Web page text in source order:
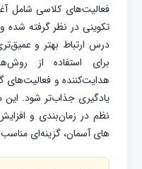
فعالیت‌های کلاسی شامل
تکوینی در نظر گرفته شده
درس ارتباط بهتر و
برای استفاده از
هدایت‌کننده و فعالیت‌های
یادگیری جذاب‌تر شود.
نظم در زمان‌بندی و
های آسمان، گزینه‌ای